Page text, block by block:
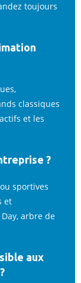
toujours
classiques
et les
?
sportives
et
arbre de
aux